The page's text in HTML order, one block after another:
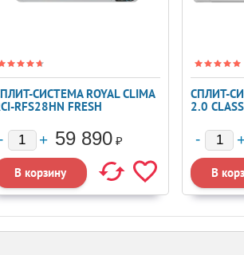
СИСТЕМА ROYAL CLIMA
RFS28HN FRESH
59 890 ₽
СПЛИТ-
2.0